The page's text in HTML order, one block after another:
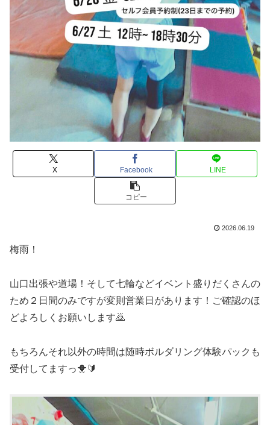
X Facebook LINE
コピー
2026.06.19
梅雨！
山口出張や道場！そして七輪などイベント盛りだくさんの
ため２日間のみですが変則営業日があります！ご確認のほ
どよろしくお願いします🙇
もちろんそれ以外の時間は随時ボルダリング体験パックも
受付してますっ🐥🔰